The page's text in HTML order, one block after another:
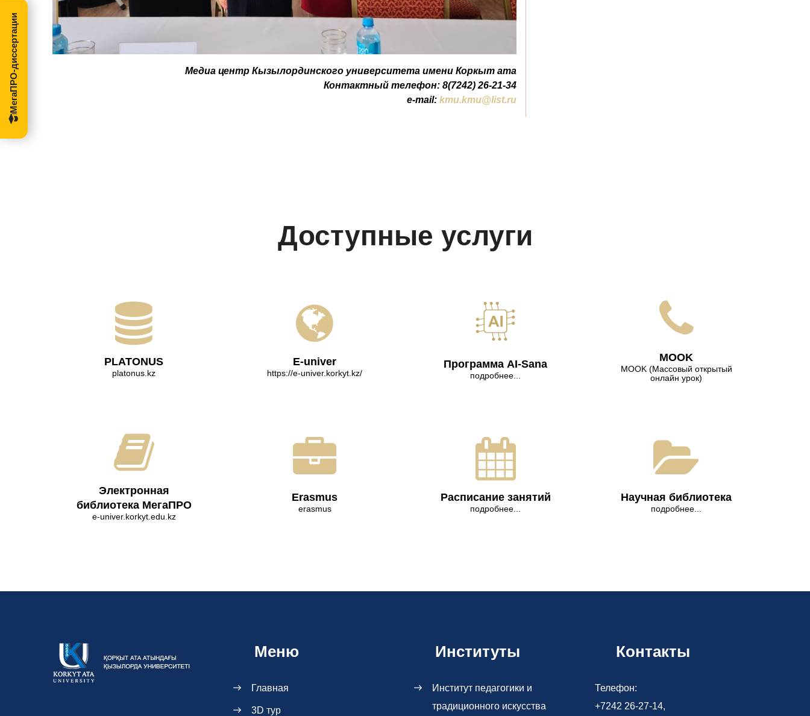
Медиа центр Кызылординского университета имени Коркыт ата
Контактный телефон: 8(7242) 26-21-34
e-mail: kmu.kmu@list.ru
Доступные услуги
PLATONUS
platonus.kz
E-univer
https://e-univer.korkyt.kz/
Программа AI-Sana
подробнее...
МООK
МООK (Массовый открытый
онлайн урок)
Электронная
библиотека МегаПРО
e-univer.korkyt.edu.kz
Erasmus
erasmus
Расписание занятий
подробнее...
Научная библиотека
подробнее...
Меню
Главная
3D тур
Институты
Институт педагогики и
традиционного искусства
Контакты
Телефон:
+7242 26-27-14,
МегаПРО-диссертации